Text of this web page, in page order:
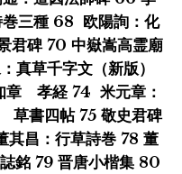
三種 68 欧陽詢：化
君碑 70 中嶽嵩高霊廟
真草千字文（新版）
章 孝経 74 米元章：
書四帖 75 敬史君碑
其昌：行草詩巻 78 董
銘 79 晋唐小楷集 80